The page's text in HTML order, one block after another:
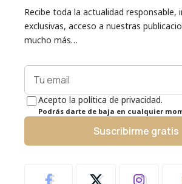
Recibe toda la actualidad responsable,
exclusivas, acceso a nuestras
mucho más…
Acepto la política de privacidad.
Podrás darte de baja en cualquier
Suscribirme gratis